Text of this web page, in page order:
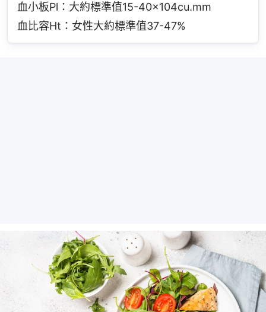
血小板Pl：大約標準值15-40×104cu.mm
血比容Ht：女性大約標準值37-47%